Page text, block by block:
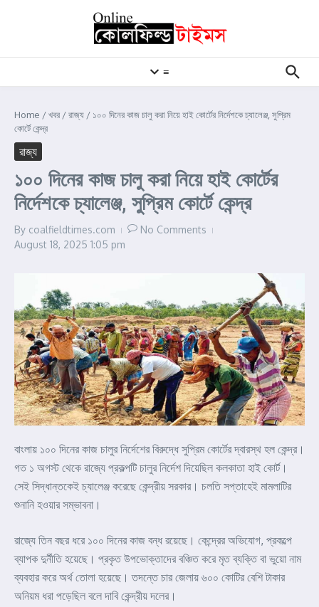
≡
Home /খবর /রাজ্য / ১০০ দিনের কাজ চালু করা নিয়ে হাই কোর্টের নির্দেশকে চ্যালেঞ্জ, সুপ্রিম
কোর্টে কেন্দ্র
রাজ্য
১০০ দিনের কাজ চালু করা নিয়ে হাই কোর্টের
নির্দেশকে চ্যালেঞ্জ, সুপ্রিম কোর্টে কেন্দ্র
By coalfieldtimes.com
No Comments
August 18, 2025 1:05 pm
বাংলায় ১০০ দিনের কাজ চালুর নির্দেশের বিরুদ্ধে সুপ্রিম কোর্টের দ্বারস্থ হল কেন্দ্র।
গত ১ অগস্ট থেকে রাজ্যে প্রকল্পটি চালুর নির্দেশ দিয়েছিল কলকাতা হাই কোর্ট।
সেই সিদ্ধান্তকেই চ্যালেঞ্জ করেছে কেন্দ্রীয় সরকার। চলতি সপ্তাহেই মামলাটির
শুনানি হওয়ার সম্ভাবনা।
রাজ্যে তিন বছর ধরে ১০০ দিনের কাজ বন্ধ রয়েছে। কেন্দ্রের অভিযোগ, প্রকল্পে
ব্যাপক দুর্নীতি হয়েছে। প্রকৃত উপভোক্তাদের বঞ্চিত করে মৃত ব্যক্তি বা ভুয়ো নাম
ব্যবহার করে অর্থ তোলা হয়েছে। তদন্তে চার জেলায় ৬০০ কোটির বেশি টাকার
অনিয়ম ধরা পড়েছিল বলে দাবি কেন্দ্রীয় দলের।